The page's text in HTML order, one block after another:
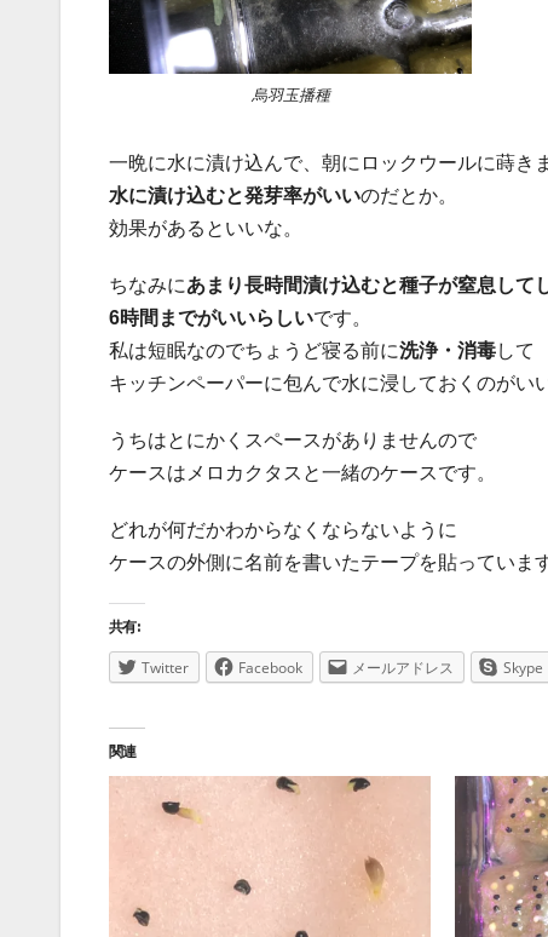
烏羽玉播種
一晩に水に漬け込んで、朝にロックウールに蒔き
水に漬け込むと発芽率がいいのだとか。
効果があるといいな。
ちなみにあまり長時間漬け込むと種子が窒息して
6時間までがいいらしいです。
私は短眠なのでちょうど寝る前に洗浄・消毒して
キッチンペーパーに包んで水に浸しておくのがい
うちはとにかくスペースがありませんので
ケースはメロカクタスと一緒のケースです。
どれが何だかわからなくならないように
ケースの外側に名前を書いたテープを貼っています
共有:
Twitter Facebook メールアドレス Skype
関連